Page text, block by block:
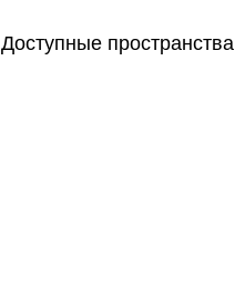
Доступные пространства